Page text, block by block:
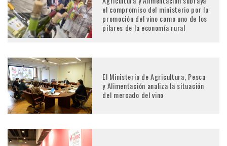
el compromiso del ministerio por la
promoción del vino como uno de los
pilares de la economía rural
El Ministerio de Agricultura, Pesca
y Alimentación analiza la situación
del mercado del vino